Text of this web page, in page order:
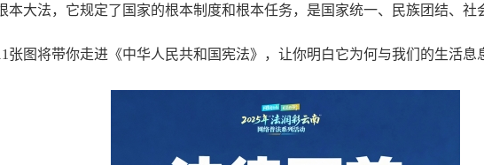
本大法，它规定了国家的根本制度和根本任务，是国家统一、民族团结、
张图将带你走进《中华人民共和国宪法》，让你明白它为何与我们的生活息